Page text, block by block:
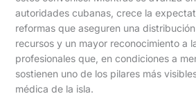
autoridades cubanas, crece la
reformas que aseguren una
recursos y un mayor reconocimiento a
profesionales que, en condiciones a
sostienen uno de los pilares más
médica de la isla.